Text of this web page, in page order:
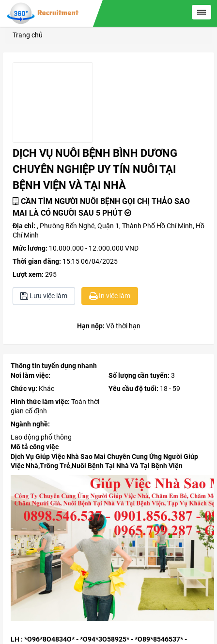
Trang chủ
DỊCH VỤ NUÔI BỆNH BÌNH DƯƠNG
CHUYÊN NGHIỆP UY TÍN NUÔI TẠI
BỆNH VIỆN VÀ TẠI NHÀ
CẦN TÌM NGƯỜI NUÔI BỆNH GỌI CHỊ THẢO SAO
MAI LÀ CÓ NGƯỜI SAU 5 PHÚT
Địa chỉ: , Phường Bến Nghé, Quận 1, Thành Phố Hồ Chí Minh, Hồ
Chí Minh
Mức lương: 10.000.000 - 12.000.000 VND
Thời gian đăng: 15:15 06/04/2025
Lượt xem: 295
Lưu việc làm In việc làm
Hạn nộp: Vô thời hạn
Thông tin tuyển dụng nhanh
Nơi làm việc:
Chức vụ: Khác
Hình thức làm việc: Toàn thời
gian cố định
Số lượng cần tuyển: 3
Yêu cầu độ tuổi: 18 - 59
Ngành nghề:
Lao động phổ thông
Mô tả công việc
Dịch Vụ Giúp Việc Nhà Sao Mai Chuyên Cung Ứng Người Giúp
Việc Nhà,Trông Trẻ,Nuôi Bệnh Tại Nhà Và Tại Bệnh Viện
LH : *O96*8O4834O* - *O94*3O58925* - *O89*8546537* -